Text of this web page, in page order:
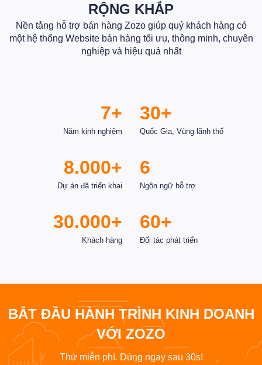
RỘNG KHẮP
Nền tảng hỗ trợ bán hàng Zozo giúp quý khách hàng có
một hệ thống Website bán hàng tối ưu, thông minh, chuyên
nghiệp và hiệu quả nhất
7+
Năm kinh nghiệm
30.000+
Khách hàng
30+
Quốc Gia, Vùng lãnh thổ
60+
Đối tác phát triển